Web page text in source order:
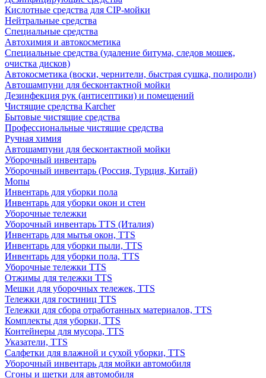
Кислотные средства для CIP-мойки
Нейтральные средства
Специальные средства
Автохимия и автокосметика
Специальные средства (удаление битума, следов мошек,
очистка дисков)
Автокосметика (воски, чернители, быстрая сушка, полироли)
Автошампуни для бесконтактной мойки
Дезинфекция рук (антисептики) и помещений
Чистящие средства Karcher
Бытовые чистящие средства
Профессиональные чистящие средства
Ручная химия
Автошампуни для бесконтактной мойки
Уборочный инвентарь
Уборочный инвентарь (Россия, Турция, Китай)
Мопы
Инвентарь для уборки пола
Инвентарь для уборки окон и стен
Уборочные тележки
Уборочный инвентарь TTS (Италия)
Инвентарь для мытья окон, TTS
Инвентарь для уборки пыли, TTS
Инвентарь для уборки пола, TTS
Уборочные тележки TTS
Отжимы для тележки TTS
Мешки для уборочных тележек, TTS
Тележки для гостиниц TTS
Тележки для сбора отработанных материалов, TTS
Комплекты для уборки, TTS
Контейнеры для мусора, TTS
Указатели, TTS
Салфетки для влажной и сухой уборки, TTS
Уборочный инвентарь для мойки автомобиля
Сгоны и щетки для автомобиля